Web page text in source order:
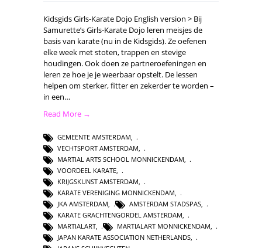
Kidsgids Girls-Karate Dojo English version > Bij
Samurette’s Girls-Karate Dojo leren meisjes de
basis van karate (nu in de Kidsgids). Ze oefenen
elke week met stoten, trappen en stevige
houdingen. Ook doen ze partneroefeningen en
leren ze hoe je je weerbaar opstelt. De lessen
helpen om sterker, fitter en zekerder te worden –
in een…
Read More →
GEMEENTE AMSTERDAM
VECHTSPORT AMSTERDAM
MARTIAL ARTS SCHOOL MONNICKENDAM
VOORDEEL KARATE
KRIJGSKUNST AMSTERDAM
KARATE VERENIGING MONNICKENDAM
JKA AMSTERDAM, AMSTERDAM STADSPAS,
KARATE GRACHTENGORDEL AMSTERDAM,
MARTIALART, MARTIALART MONNICKENDAM,
JAPAN KARATE ASSOCIATION NETHERLANDS,